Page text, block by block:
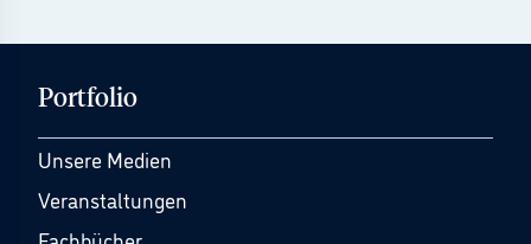
Portfolio
Unsere Medien
Veranstaltungen